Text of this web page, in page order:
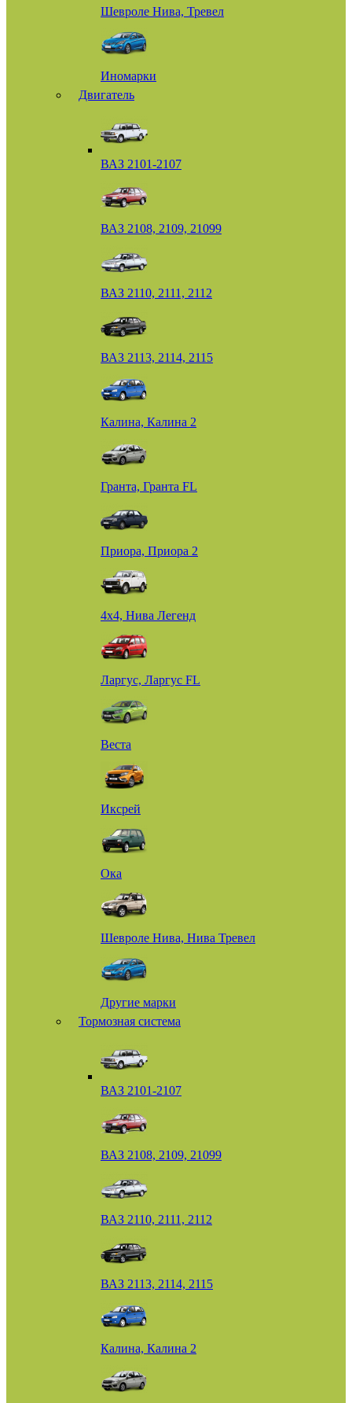
Шевроле Нива, Тревел
Иномарки
Двигатель
ВАЗ 2101-2107
ВАЗ 2108, 2109, 21099
ВАЗ 2110, 2111, 2112
ВАЗ 2113, 2114, 2115
Калина, Калина 2
Гранта, Гранта FL
Приора, Приора 2
4х4, Нива Легенд
Ларгус, Ларгус FL
Веста
Иксрей
Ока
Шевроле Нива, Нива Тревел
Другие марки
Тормозная система
ВАЗ 2101-2107
ВАЗ 2108, 2109, 21099
ВАЗ 2110, 2111, 2112
ВАЗ 2113, 2114, 2115
Калина, Калина 2